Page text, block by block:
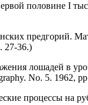
половине I
предгорий.
27-36.)
лошадей в
No. 5. 1962,
процессы на